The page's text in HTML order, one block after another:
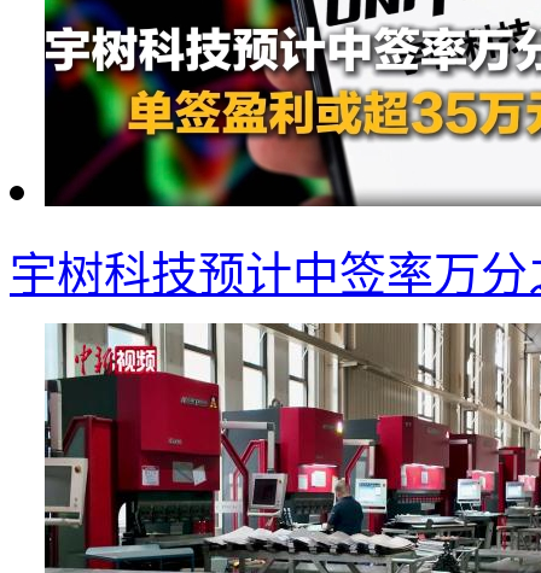
宇树科技预计中签率万